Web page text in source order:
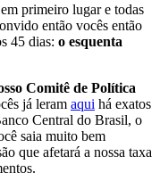
primeiro lugar e todas
então vocês então
45 dias: o esquenta
Comitê de Política
já leram aqui há exatos
Central do Brasil, o
saia muito bem
que afetará a nossa taxa